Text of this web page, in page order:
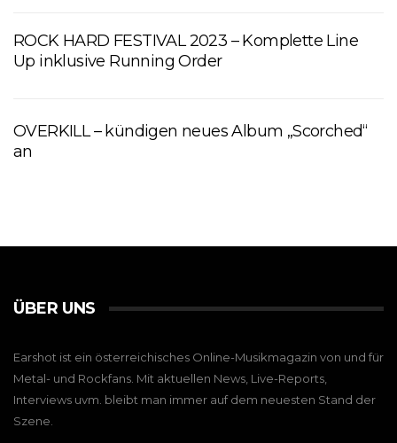
ROCK HARD FESTIVAL 2023 – Komplette Line
Up inklusive Running Order
OVERKILL – kündigen neues Album „Scorched“
an
ÜBER UNS
Earshot ist ein österreichisches Online-Musikmagazin von und für
Metal- und Rockfans. Mit aktuellen News, Live-Reports,
Interviews uvm. bleibt man immer auf dem neuesten Stand der
Szene.